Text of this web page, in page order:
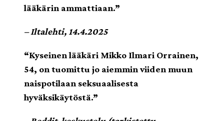
lääkärin ammattiaan.”
– Iltalehti, 14.4.2025
“Kyseinen lääkäri Mikko Ilmari Orrainen,
54, on tuomittu jo aiemmin viiden muun
naispotilaan seksuaalisesta
hyväksikäytöstä.”